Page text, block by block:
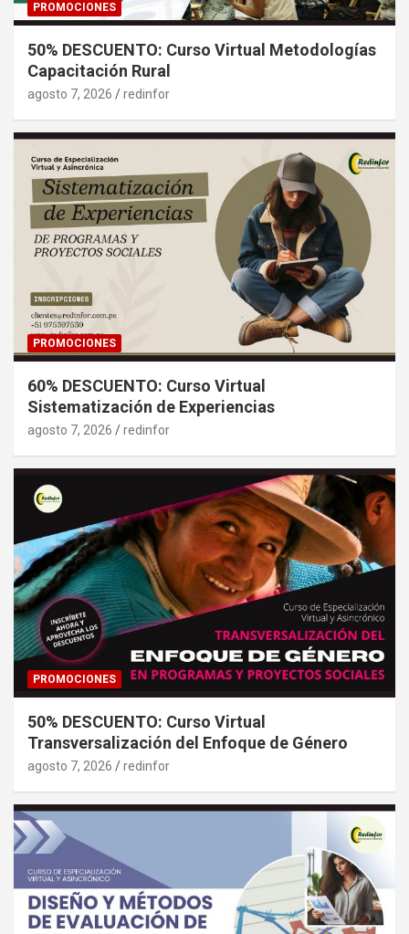
PROMOCIONES
50% DESCUENTO: Curso Virtual Metodologías
Capacitación Rural
agosto 7, 2026 redinfor
PROMOCIONES
60% DESCUENTO: Curso Virtual
Sistematización de Experiencias
agosto 7, 2026 redinfor
PROMOCIONES
50% DESCUENTO: Curso Virtual
Transversalización del Enfoque de Género
agosto 7, 2026 redinfor